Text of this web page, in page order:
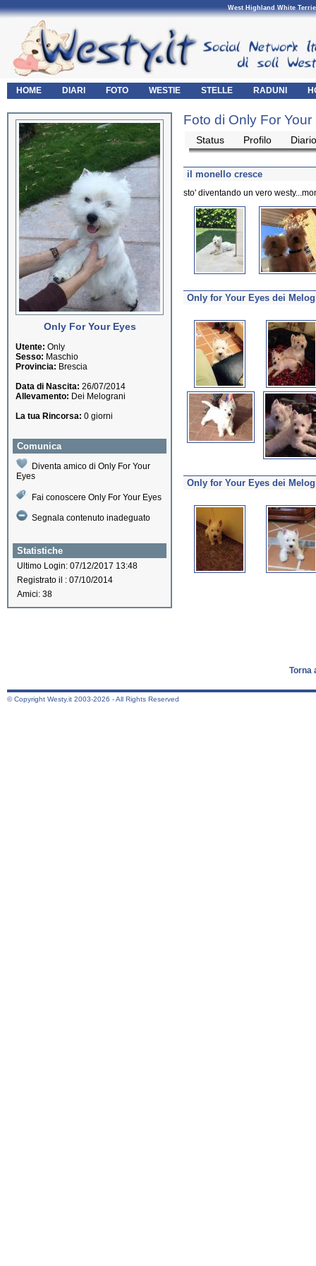
West Highland White
HOME DIARI FOTO WESTIE STELLE RADUNI
Only For Your Eyes
Utente: Only
Sesso: Maschio
Provincia: Brescia
Data di Nascita: 26/07/2014
Allevamento: Dei Melograni
La tua Rincorsa: 0 giorni
Comunica
Diventa amico di Only For Your
Eyes
Fai conoscere Only For Your Eyes
Segnala contenuto inadeguato
Statistiche
Ultimo Login: 07/12/2017 13:48
Registrato il : 07/10/2014
Amici: 38
Foto di Only For Your
Status Profilo Diario
il monello cresce
sto' diventando un vero
Only for Your Eyes dei
Only for Your Eyes dei
Torna
© Copyright Westy.it 2003-2026 - All Rights Reserved